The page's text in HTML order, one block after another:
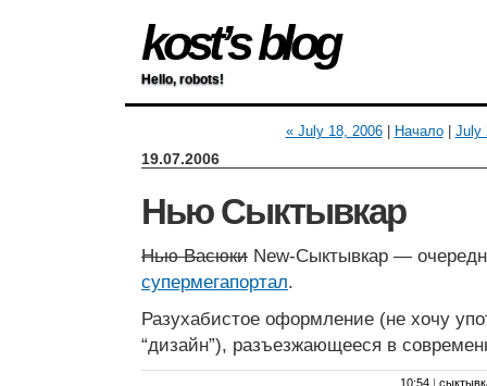
kost’s blog
Hello, robots!
« July 18, 2006| Начало| July
19.07.2006
Нью Сыктывкар
Нью Васюки New-Сыктывкар —
супермегапортал.
Разухабистое оформление (не хочу
“дизайн”), разъезжающееся в
10:54 |